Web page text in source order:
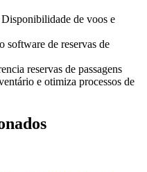
Disponibilidade de voos e
software de reservas de
reservas de passagens
e otimiza processos de